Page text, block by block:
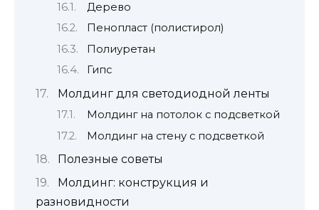
Дерево
Пенопласт (полистирол)
Полиуретан
Гипс
Молдинг для светодиодной ленты
Молдинг на потолок с подсветкой
Молдинг на стену с подсветкой
Полезные советы
Молдинг: конструкция и
разновидности